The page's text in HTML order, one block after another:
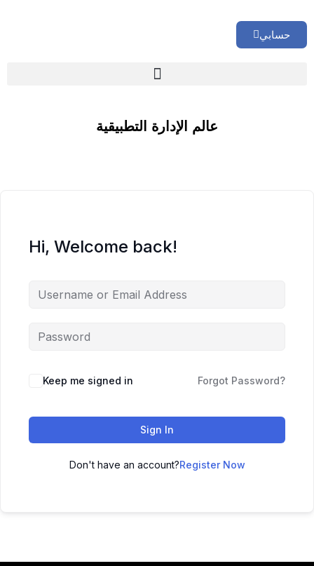
حسابي
عالم الإدارة التطبيقية
Hi, Welcome back!
Keep me signed in Forgot Password?
Sign In
Don't have an account?Register Now